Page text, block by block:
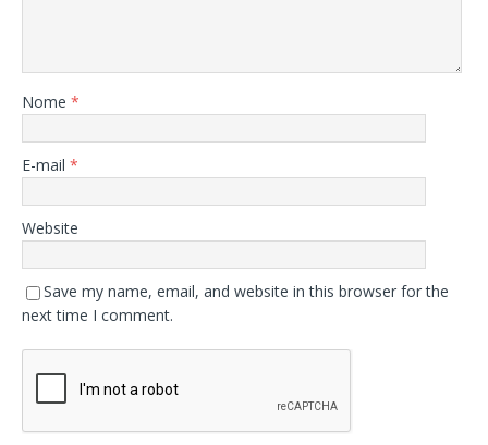
Nome *
E-mail *
Website
Save my name, email, and website in this browser for the
next time I comment.